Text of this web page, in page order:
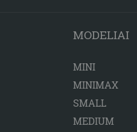
MODELIAI
MINI
MINIMAX
SMALL
MEDIUM